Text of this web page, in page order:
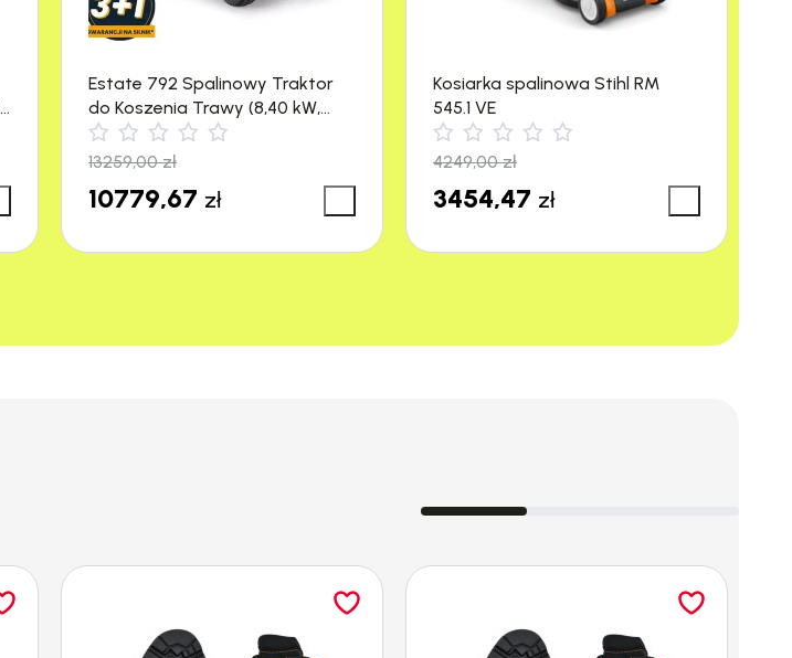
Estate 792 Spalinowy Traktor
do Koszenia Trawy (8,40 kW,
4500 m²) Stiga
13259,00zł
10779,67 zł
Kosiarka spalinowa Stihl RM
545.1 VE
4249,00zł
3454,47 zł